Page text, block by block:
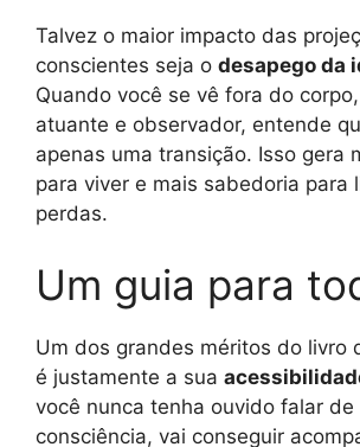
Talvez o maior impacto das
conscientes seja o desapego da
Quando você se vê fora do
atuante e observador, entende
apenas uma transição. Isso gera
para viver e mais sabedoria para
perdas.
Um guia para
Um dos grandes méritos do livro
é justamente a sua
você nunca tenha ouvido falar de
consciência, vai conseguir